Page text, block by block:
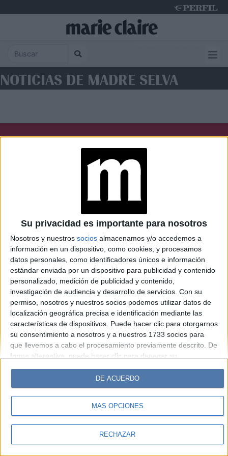
Su privacidad es importante para nosotros
Nosotros y nuestros socios almacenamos y/o accedemos a
información en un dispositivo, como cookies, y procesamos
datos personales, como identificadores únicos e información
estándar enviada por un dispositivo para publicidad y contenido
personalizado, medición de publicidad y contenido,
investigación de audiencia y desarrollo de servicios. Con su
permiso, nosotros y nuestros socios podemos utilizar datos de
localización geográfica precisa e identificación mediante las
características de dispositivos. Puede hacer clic para otorgarnos
su consentimiento a nosotros y a nuestros 1733 socios para
que llevemos a cabo el procesamiento previamente descrito. De
forma alternativa, puede hacer clic para denegar su
cambiar sus preferencias antes de otorgar su consentimiento.
Tenga en cuenta que algún procesamiento de sus datos
personales puede no requerir de su consentimiento, pero usted
tiene el derecho de rechazar tal procesamiento. Sus
sus preferencias o retirar su consentimiento en cualquier
MÁS OPCIONES
RECHAZAR
DE ACUERDO
NOTICIAS DE MADRE SELVA
Caras Noticias
Weekend Parabrisas
Look
Luz Mía Lunateen Break BATimes
© Perfil.com 2006-2019 - Todos los derechos reservados
Registro de Propiedad Intelectual: Nro. 5346433